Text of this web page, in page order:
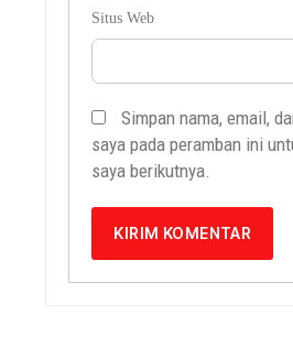
Situs Web
Simpan nama, email,
saya pada peramban ini
saya berikutnya.